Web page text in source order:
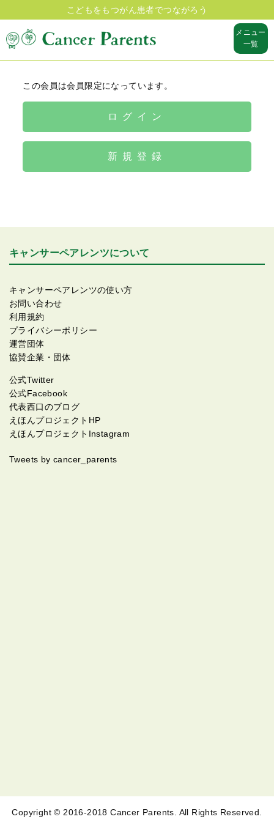
こどもをもつがん患者でつながろう
メニュー
一覧
この会員は会員限定になっています。
ログイン
新規登録
キャンサーペアレンツについて
キャンサーペアレンツの使い方
お問い合わせ
利用規約
プライバシーポリシー
運営団体
協賛企業・団体
公式Twitter
公式Facebook
代表西口のブログ
えほんプロジェクトHP
えほんプロジェクトInstagram
Tweets by cancer_parents
Copyright © 2016-2018 Cancer Parents. All Rights Reserved.